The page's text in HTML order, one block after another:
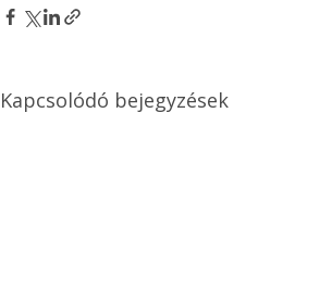
Kapcsolódó bejegyzések